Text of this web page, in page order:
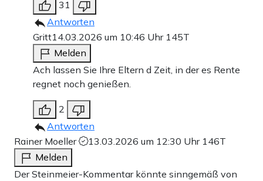
31
Antworten
Gritt14.03.2026 um 10:46 Uhr 145T
Melden
Ach lassen Sie Ihre Eltern d Zeit, in der es Rente
regnet noch genießen.
2
Antworten
Rainer Moeller
13.03.2026 um 12:30 Uhr 146T
Melden
Der Steinmeier-Kommentar könnte sinngemäß von